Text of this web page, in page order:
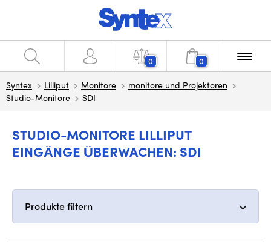
0 0
Syntex Lilliput Monitore
monitore und Projektoren
Studio-Monitore
SDI
STUDIO-MONITORE LILLIPUT
EINGÄNGE ÜBERWACHEN: SDI
Produkte filtern